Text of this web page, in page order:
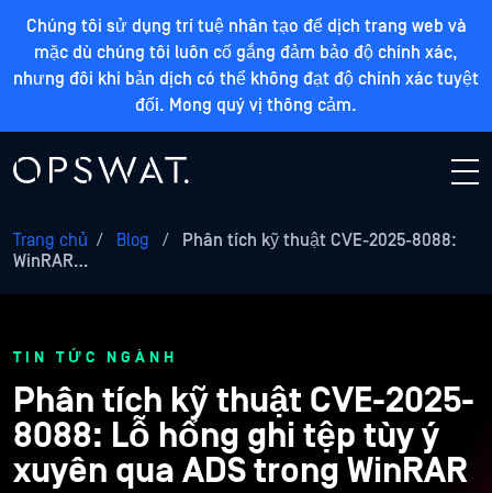
Chúng tôi sử dụng trí tuệ nhân tạo để dịch trang web và
mặc dù chúng tôi luôn cố gắng đảm bảo độ chính xác,
nhưng đôi khi bản dịch có thể không đạt độ chính xác tuyệt
đối. Mong quý vị thông cảm.
Trang chủ / Blog /
Phân tích kỹ thuật CVE-2025-8088:
WinRAR…
TIN TỨC NGÀNH
Phân tích kỹ thuật CVE-2025-
8088: Lỗ hổng ghi tệp tùy ý
xuyên qua ADS trong WinRAR